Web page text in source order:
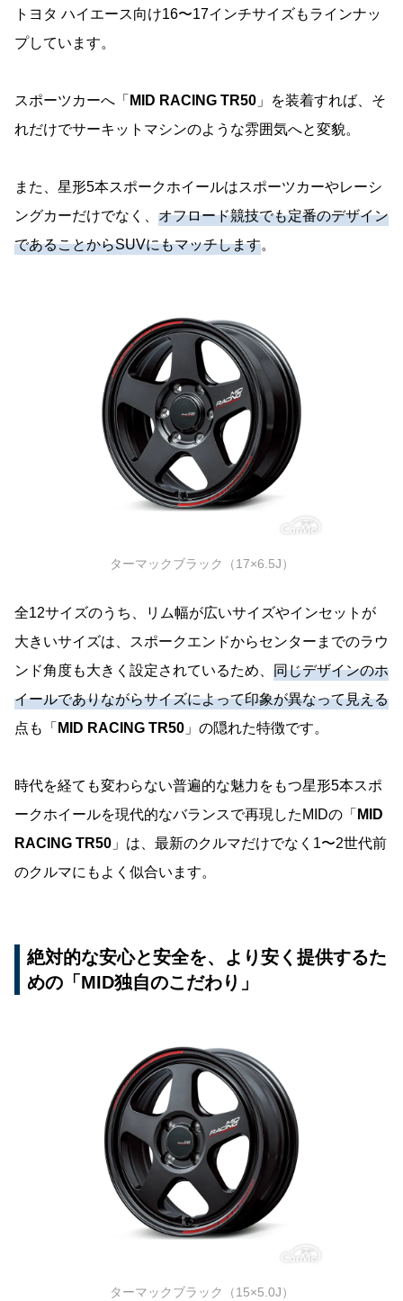
トヨタ ハイエース向け16〜17インチサイズもラインナッ
プしています。
スポーツカーへ「 MID RACING TR50 」を装着すれば、そ
れだけでサーキットマシンのような雰囲気へと変貌。
また、星形5本スポークホイールはスポーツカーやレーシ
ングカーだけでなく、 オフロード競技でも定番のデザイン
であることからSUVにもマッチします。
ターマックブラック（17×6.5J）
全12サイズのうち、リム幅が広いサイズやインセットが
大きいサイズは、スポークエンドからセンターまでのラウ
ンド角度も大きく設定されているため、 同じデザインのホ
イールでありながらサイズによって印象が異なって見える
点も「 MID RACING TR50 」の隠れた特徴です。
時代を経ても変わらない普遍的な魅力をもつ星形5本スポ
ークホイールを現代的なバランスで再現したMIDの「 MID
RACING TR50 」は、最新のクルマだけでなく1〜2世代前
のクルマにもよく似合います。
絶対的な安心と安全を、より安く提供するた
めの「MID独自のこだわり」
ターマックブラック（15×5.0J）